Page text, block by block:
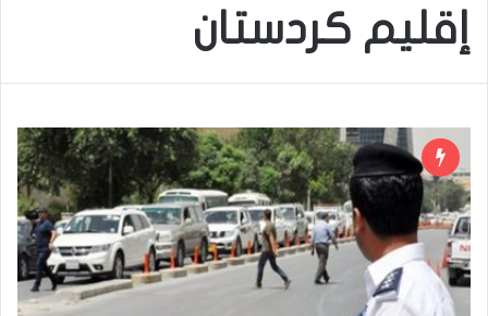
إقليم كردستان